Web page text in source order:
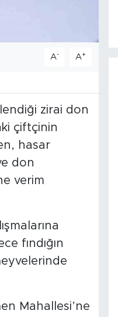
A- A+
zirai don
çiftçinin
hasar
don
verim
fındığın
Mahallesi’ne